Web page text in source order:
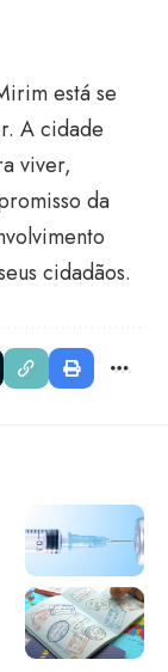
está se
A cidade
viver,
da
cidadãos.